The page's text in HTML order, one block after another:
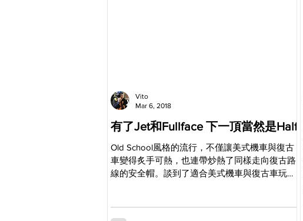
有了Jet和Fullface 下一頂當然是Half
Old School風格的流行，不僅讓美式機車與復古
車變得炙手可熱，也連帶炒熱了同樣走向復古路
線的安全帽。談到了適合美式機車與復古車玩家
Vito
Mar 6, 2018